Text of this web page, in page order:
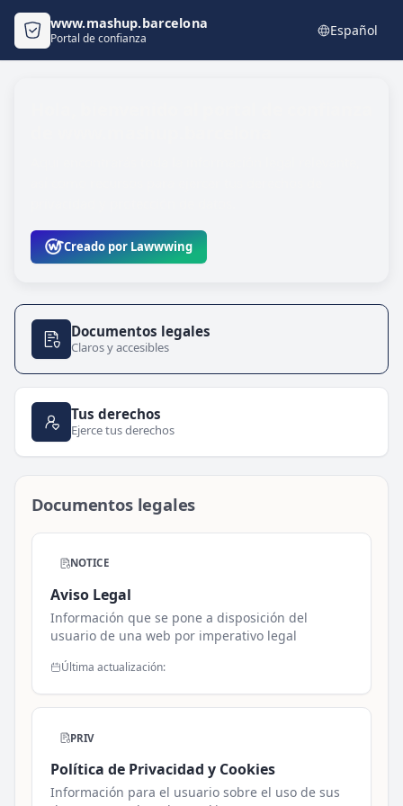
www.mashup.barcelona
Portal de confianza Español
Creado por Lawwwing
Documentos legales
Claros y accesibles
Tus derechos
Ejerce tus derechos
Documentos legales
NOTICE
Aviso Legal
Información que se pone a disposición del
usuario de una web por imperativo legal
Última actualización:
PRIV
Política de Privacidad y Cookies
Información para el usuario sobre el uso de sus